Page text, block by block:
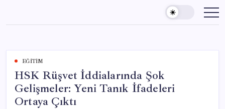
content
EĞITIM
HSK Rüşvet İddialarında Şok
Gelişmeler: Yeni Tanık İfadeleri
Ortaya Çıktı